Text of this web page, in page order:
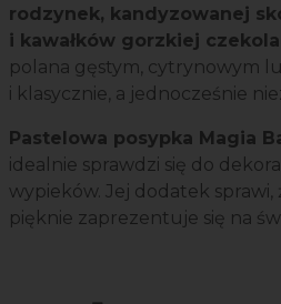
rodzynek, kandyzowanej
i kawałków gorzkiej
polana gęstym, cytrynowym
i klasycznie, a jednocześnie
Pastelowa posypka Magia
idealnie sprawdzi się do
wypieków. Jej dodatek sprawi,
pięknie zaprezentuje się na